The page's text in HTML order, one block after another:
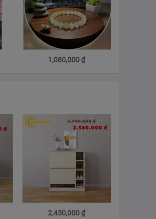
1,080,000₫
2,450,000₫